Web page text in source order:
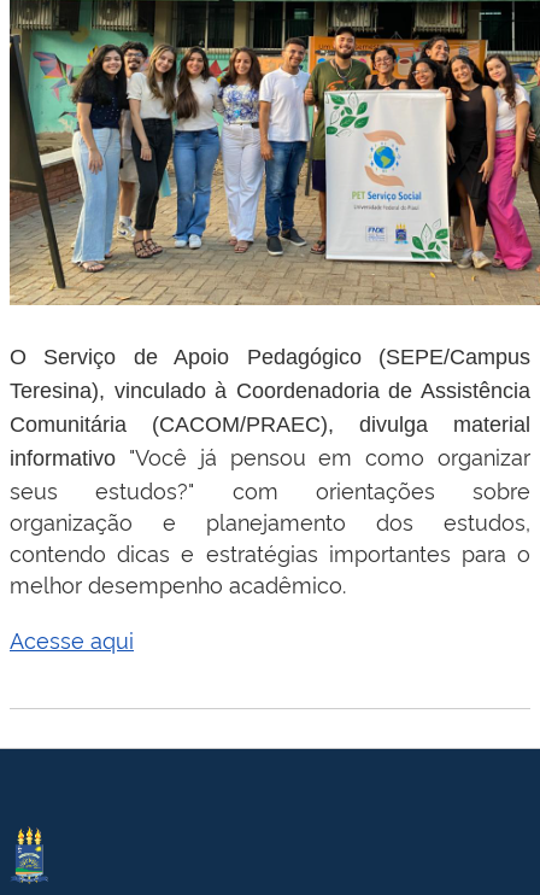
O Serviço de Apoio Pedagógico (SEPE/Campus
Teresina), vinculado à Coordenadoria de Assistência
Comunitária (CACOM/PRAEC), divulga material
informativo "Você já pensou em como organizar
seus estudos?" com orientações sobre
organização e planejamento dos estudos,
contendo dicas e estratégias importantes para o
melhor desempenho acadêmico.
Acesse aqui